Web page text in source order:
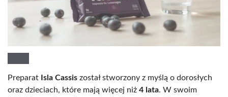
Preparat Isla Cassis został stworzony z myślą o dorosłych
oraz dzieciach, które mają więcej niż 4 lata. W swoim